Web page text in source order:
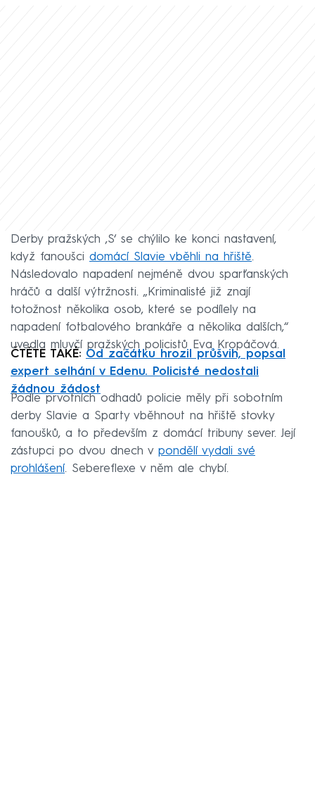
Derby pražských ‚S‘ se chýlilo ke konci nastavení,
když fanoušci domácí Slavie vběhli na hřiště.
Následovalo napadení nejméně dvou sparťanských
hráčů a další výtržnosti. „Kriminalisté již znají
totožnost několika osob, které se podílely na
napadení fotbalového brankáře a několika dalších,“
uvedla mluvčí pražských policistů Eva Kropáčová.
ČTĚTE TAKÉ: Od začátku hrozil průšvih, popsal
expert selhání v Edenu. Policisté nedostali
žádnou žádost
Podle prvotních odhadů policie měly při sobotním
derby Slavie a Sparty vběhnout na hřiště stovky
fanoušků, a to především z domácí tribuny sever. Její
zástupci po dvou dnech v pondělí vydali své
prohlášení. Sebereflexe v něm ale chybí.